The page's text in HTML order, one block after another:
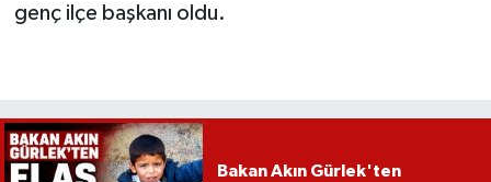
genç ilçe başkanı oldu.
Bakan Akın Gürlek'ten